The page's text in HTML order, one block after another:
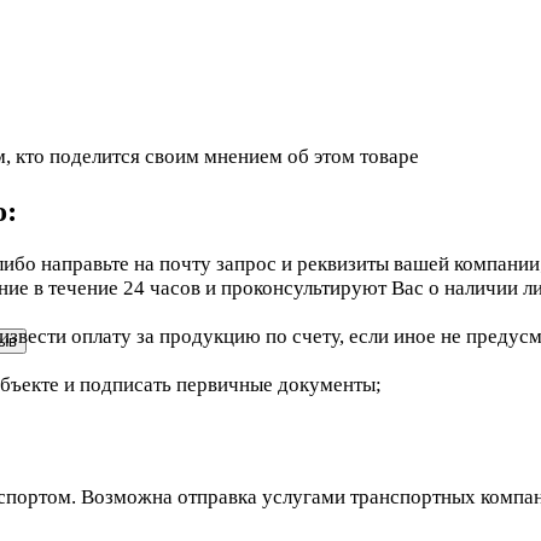
поделится своим мнением об этом товаре
направьте на почту запрос и реквизиты вашей
в течение 24 часов и проконсультируют Вас о наличии
оплату за продукцию по счету, если иное не
и подписать первичные документы;
Возможна отправка услугами транспортных